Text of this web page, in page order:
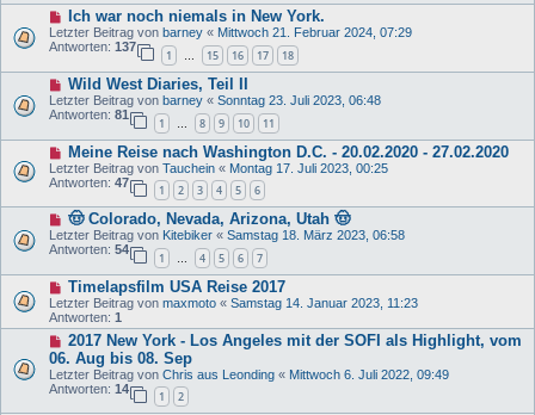
Ich war noch niemals in New York.
Letzter Beitrag von barney « Mittwoch 21. Februar 2024, 07:29
Antworten: 137
1 … 15 16 17 18
Wild West Diaries, Teil II
Letzter Beitrag von barney « Sonntag 23. Juli 2023, 06:48
Antworten: 81
1 … 8 9 10 11
Meine Reise nach Washington D.C. - 20.02.2020 - 27.02.2020
Letzter Beitrag von Tauchein « Montag 17. Juli 2023, 00:25
Antworten: 47
1 2 3 4 5 6
🤠 Colorado, Nevada, Arizona, Utah 🤠
Letzter Beitrag von Kitebiker « Samstag 18. März 2023, 06:58
Antworten: 54
1 … 4 5 6 7
Timelapsfilm USA Reise 2017
Letzter Beitrag von maxmoto « Samstag 14. Januar 2023, 11:23
Antworten: 1
2017 New York - Los Angeles mit der SOFI als Highlight, vom
06. Aug bis 08. Sep
Letzter Beitrag von Chris aus Leonding « Mittwoch 6. Juli 2022, 09:49
Antworten: 14
1 2